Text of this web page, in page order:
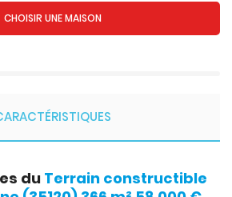
CHOISIR UNE MAISON
du Terrain constructible